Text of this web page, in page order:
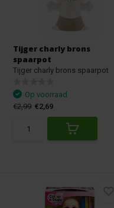
Tijger charly brons
spaarpot
Tijger charly brons spaarpot
Op voorraad
€2,99 €2,69